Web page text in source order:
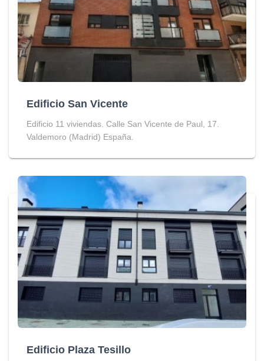
Edificio San Vicente
Edificio 11 viviendas. Calle San Vicente de Paul, 17.
Valdemoro (Madrid) España.
Edificio Plaza Tesillo